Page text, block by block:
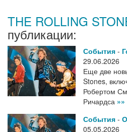
THE ROLLING
публикации:
События -
29.06.2026
Еще две
Stones,
Робертом
Ричардса »»
События -
05.05.2026